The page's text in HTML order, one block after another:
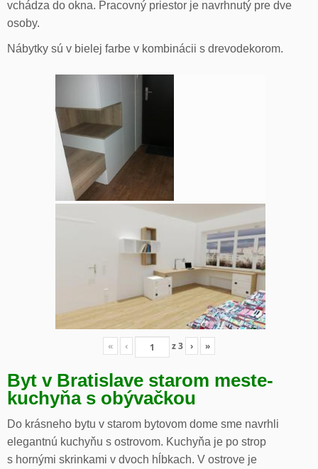
vchádza do okna. Pracovný priestor je navrhnutý pre dve
osoby.
Nábytky sú v bielej farbe v kombinácii s drevodekorom.
« ‹ z3 › »
Byt v Bratislave starom meste-
kuchyňa s obývačkou
Do krásneho bytu v starom bytovom dome sme navrhli
elegantnú kuchyňu s ostrovom. Kuchyňa je po strop
s hornými skrinkami v dvoch hĺbkach. V ostrove je